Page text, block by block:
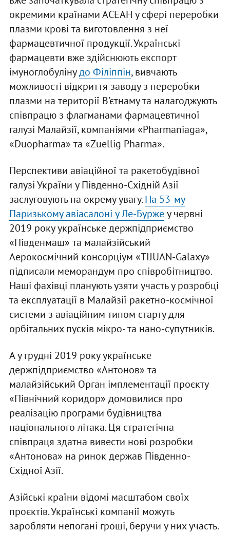
окремими країнами АСЕАН у сфері переробки
плазми крові та виготовлення з неї
фармацевтичної продукції. Українські
фармацевти вже здійснюють експорт
імуноглобулінудо Філіппін, вивчають
можливості відкриття заводу з переробки
плазми на території В’єтнаму та налагоджують
співпрацю з флагманами фармацевтичної
галузі Малайзії, компаніями «Pharmaniaga»,
«Duopharma» та «Zuellig Pharma».
Перспективи авіаційної та ракетобудівної
галузі України у Південно-Східній Азії
заслуговують на окрему увагу.На 53-му
Паризькому авіасалоні у Ле-Буржеу червні
2019 року українське держпідприємство
«Південмаш» та малайзійський
Аерокосмічний консорціум «TIJUAN-Galaxy»
підписали меморандум про співробітництво.
Наші фахівці планують узяти участь у розробці
та експлуатації в Малайзії ракетно-космічної
системи з авіаційним типом старту для
орбітальних пусків мікро- та нано-супутників.
А у грудні 2019 року українське
держпідприємство «Антонов» та
малайзійський Орган імплементації проєкту
«Північний коридор» домовилися про
реалізацію програми будівництва
національного літака. Ця стратегічна
співпраця здатна вивести нові розробки
«Антонова» на ринок держав Південно-
Східної Азії.
Азійські країни відомі масштабом своїх
проєктів. Українські компанії можуть
заробляти непогані гроші, беручи у них участь.